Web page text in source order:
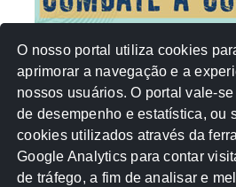
NUVEM DE TAGS
Acontece na Rede AGU
Atricon Audicom CAU-
O nosso portal utiliza cookies
aprimorar a navegação e a
nossos usuários. O portal vale-
de desempenho e estatística, ou
cookies utilizados através da
Google Analytics para contar
de tráfego, a fim de analisar e